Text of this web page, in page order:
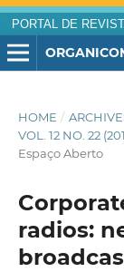
PORTAL DE
HOME /
VOL. 12 NO. 22
Espaço Aberto
radios: